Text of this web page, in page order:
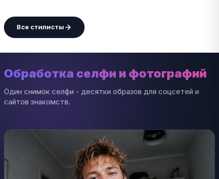
Все стилисты
Обработка селфи и фотографий
Один снимок селфи - десятки образов для соцсетей и
сайтов знакомств.